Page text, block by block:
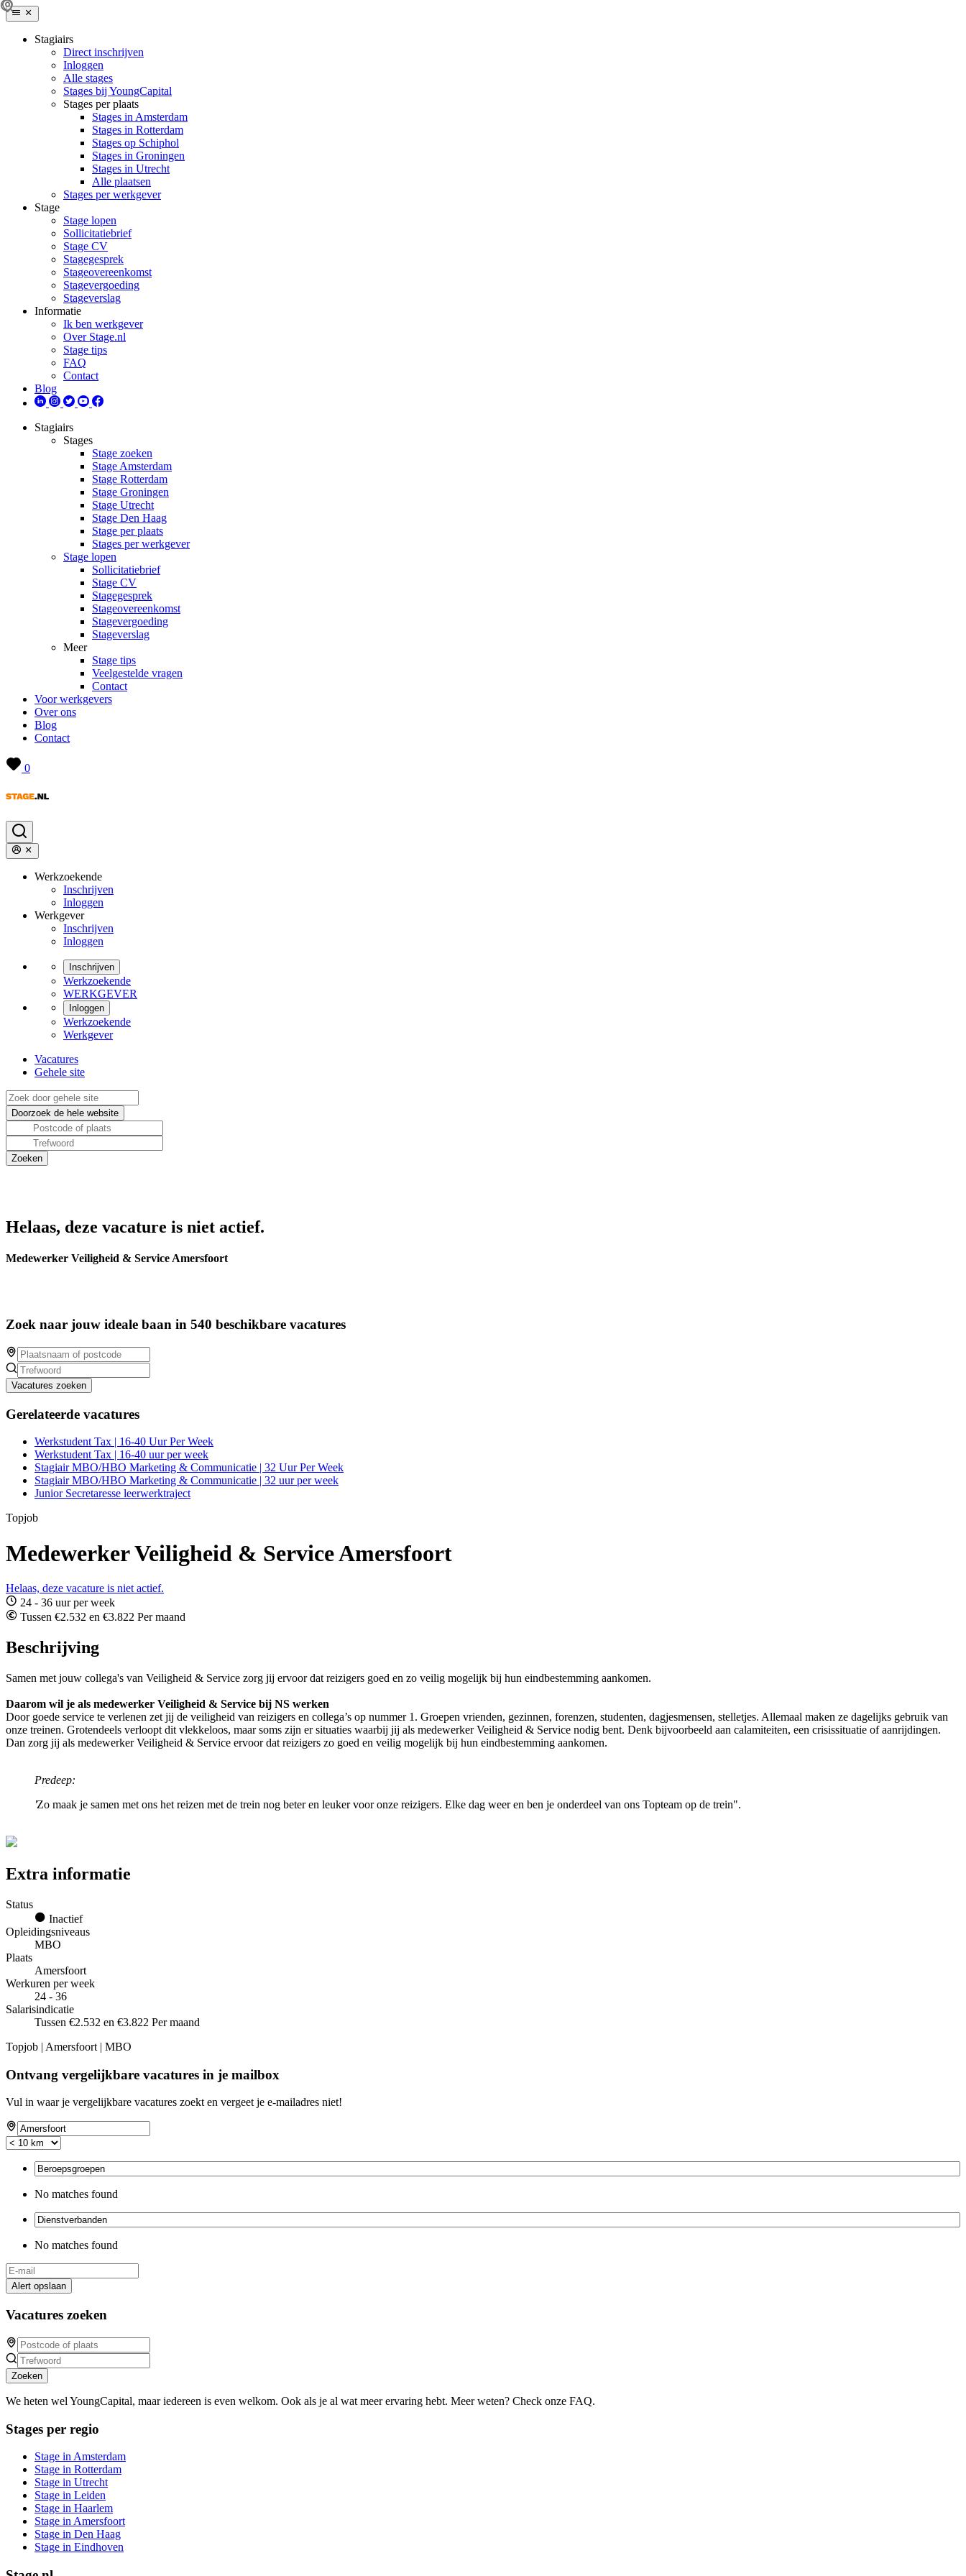
Stagiairs
Direct inschrijven
Inloggen
Alle stages
Stages bij YoungCapital
Stages per plaats
Stages in Amsterdam
Stages in Rotterdam
Stages op Schiphol
Stages in Groningen
Stages in Utrecht
Alle plaatsen
Stages per werkgever
Stage
Stage lopen
Sollicitatiebrief
Stage CV
Stagegesprek
Stageovereenkomst
Stagevergoeding
Stageverslag
Informatie
Ik ben werkgever
Over Stage.nl
Stage tips
FAQ
Contact
Blog
Stagiairs
Stages
Stage zoeken
Stage Amsterdam
Stage Rotterdam
Stage Groningen
Stage Utrecht
Stage Den Haag
Stage per plaats
Stages per werkgever
Stage lopen
Sollicitatiebrief
Stage CV
Stagegesprek
Stageovereenkomst
Stagevergoeding
Stageverslag
Meer
Stage tips
Veelgestelde vragen
Contact
Voor werkgevers
Over ons
Blog
Contact
0
Werkzoekende
Inschrijven
Inloggen
Werkgever
Inschrijven
Inloggen
Inschrijven
Werkzoekende
WERKGEVER
Inloggen
Werkzoekende
Werkgever
Vacatures
Gehele site
Helaas, deze vacature is niet actief.
Medewerker Veiligheid & Service Amersfoort
Zoek naar jouw ideale baan in 540 beschikbare vacatures
Vacatures zoeken
Gerelateerde vacatures
Werkstudent Tax | 16-40 Uur Per Week
Werkstudent Tax | 16-40 uur per week
Stagiair MBO/HBO Marketing & Communicatie | 32 Uur Per Week
Stagiair MBO/HBO Marketing & Communicatie | 32 uur per week
Junior Secretaresse leerwerktraject
Topjob
Medewerker Veiligheid & Service Amersfoort
Helaas, deze vacature is niet actief.
24 - 36 uur per week
Tussen €2.532 en €3.822 Per maand
Beschrijving
Samen met jouw collega's van Veiligheid & Service zorg jij ervoor dat reizigers goed en zo veilig mogelijk bij hun eindbestemming aankomen.
Daarom wil je als medewerker Veiligheid & Service bij NS werken
Door goede service te verlenen zet jij de veiligheid van reizigers en collega’s op nummer 1. Groepen vrienden, gezinnen, forenzen, studenten, dagjesmensen, stelletjes. Allemaal maken ze dagelijks gebruik van
onze treinen. Grotendeels verloopt dit vlekkeloos, maar soms zijn er situaties waarbij jij als medewerker Veiligheid & Service nodig bent. Denk bijvoorbeeld aan calamiteiten, een crisissituatie of aanrijdingen.
Dan zorg jij als medewerker Veiligheid & Service ervoor dat reizigers zo goed en veilig mogelijk bij hun eindbestemming aankomen.
Predeep:
'Zo maak je samen met ons het reizen met de trein nog beter en leuker voor onze reizigers. Elke dag weer en ben je onderdeel van ons Topteam op de trein".
Extra informatie
Status
Inactief
Opleidingsniveaus
MBO
Plaats
Amersfoort
Werkuren per week
24 - 36
Salarisindicatie
Tussen €2.532 en €3.822 Per maand
Topjob | Amersfoort | MBO
Ontvang vergelijkbare vacatures in je mailbox
Vul in waar je vergelijkbare vacatures zoekt en vergeet je e-mailadres niet!
No matches found
No matches found
Alert opslaan
Vacatures zoeken
Zoeken
We heten wel YoungCapital, maar iedereen is even welkom. Ook als je al wat meer ervaring hebt. Meer weten? Check onze FAQ.
Stages per regio
Stage in Amsterdam
Stage in Rotterdam
Stage in Utrecht
Stage in Leiden
Stage in Haarlem
Stage in Amersfoort
Stage in Den Haag
Stage in Eindhoven